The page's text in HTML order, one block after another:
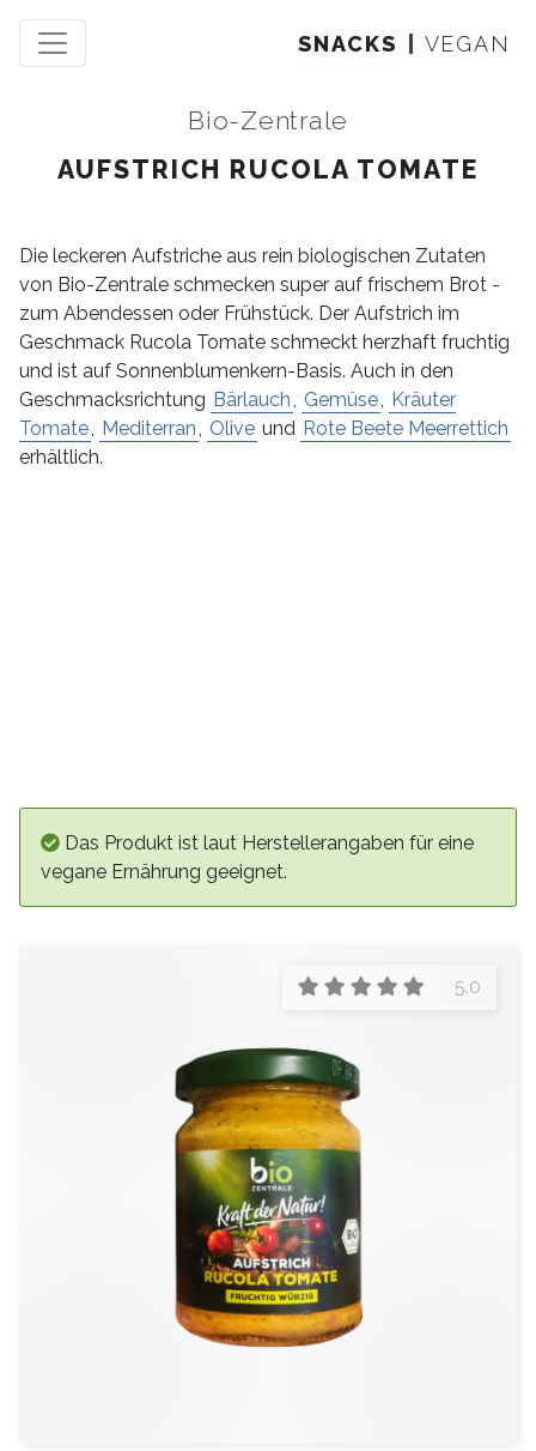
SNACKS VEGAN
Bio-Zentrale
AUFSTRICH RUCOLA TOMATE
Die leckeren Aufstriche aus rein biologischen Zutaten
von Bio-Zentrale schmecken super auf frischem Brot -
zum Abendessen oder Frühstück. Der Aufstrich im
Geschmack Rucola Tomate schmeckt herzhaft fruchtig
und ist auf Sonnenblumenkern-Basis. Auch in den
Geschmacksrichtung Bärlauch, Gemüse, Kräuter
Tomate, Mediterran, Olive und Rote Beete Meerrettich
erhältlich.
Das Produkt ist laut Herstellerangaben für eine
vegane Ernährung geeignet.
5.0